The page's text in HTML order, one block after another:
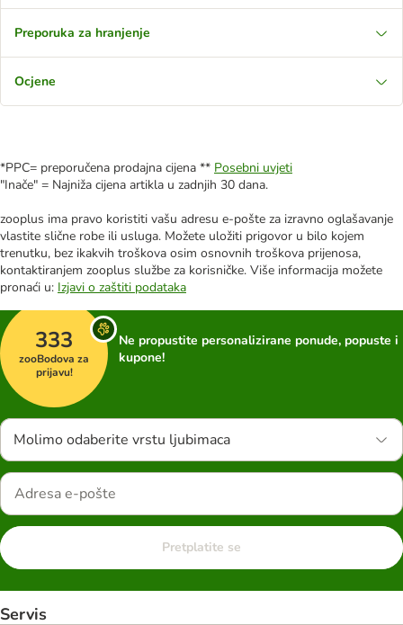
Preporuka za hranjenje
Ocjene
*PPC= preporučena prodajna cijena ** Posebni uvjeti
"Inače" = Najniža cijena artikla u zadnjih 30 dana.
zooplus ima pravo koristiti vašu adresu e-pošte za izravno oglašavanje
vlastite slične robe ili usluga. Možete uložiti prigovor u bilo kojem
trenutku, bez ikakvih troškova osim osnovnih troškova prijenosa,
kontaktiranjem zooplus službe za korisničke. Više informacija možete
pronaći u: Izjavi o zaštiti podataka
333
zooBodova za
prijavu!
Ne propustite personalizirane ponude, popuste i
kupone!
Molimo odaberite vrstu ljubimaca
Pretplatite se
Servis